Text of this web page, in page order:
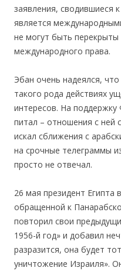
заявления, сводившиеся
является
не могут быть
международного права.
Эбан очень надеялся,
такого рода действиях
интересов. На
питал – отношения с ней
искал сближения с
на срочные телеграммы
просто не отвечал.
26 мая президент Египта
обращенной к
повторил свои
1956-й год» и добавил
разразится, она будет
уничтожение Израиля».